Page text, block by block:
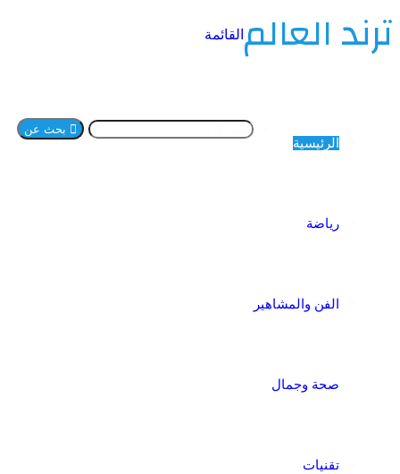
العالمالقائمة
الفن والمشاهير
صحة وجمال
بحث عن